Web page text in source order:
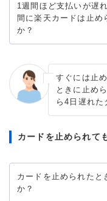
1週間ほど支払いが遅
間に楽天カードは止め
か？
すぐには止
ときに止め
ら4日遅れた
カードを止められて
カードを止められたと
か？